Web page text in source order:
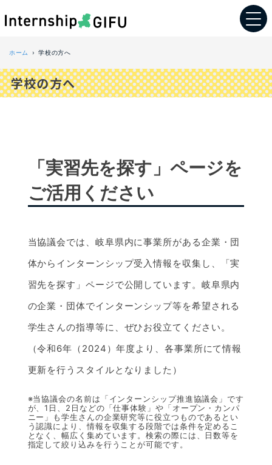
ホーム 学校の方へ
学校の方へ
「実習先を探す」ページを
ご活用ください
当協議会では、岐阜県内に事業所がある企業・団
体からインターンシップ受入情報を収集し、「実
習先を探す」ページで公開しています。岐阜県内
の企業・団体でインターンシップ等を希望される
学生さんの指導等に、ぜひお役立てください。
（令和6年（2024）年度より、各事業所にて情報
更新を行うスタイルとなりました）
※当協議会の名前は「インターンシップ推進協議会」です
が、1日、2日などの「仕事体験」や「オープン・カンパ
ニー」も学生さんの企業研究等に役立つものであるとい
う認識により、情報を収集する段階では条件を定めるこ
となく、幅広く集めています。検索の際には、日数等を
指定して絞り込みを行うことが可能です。